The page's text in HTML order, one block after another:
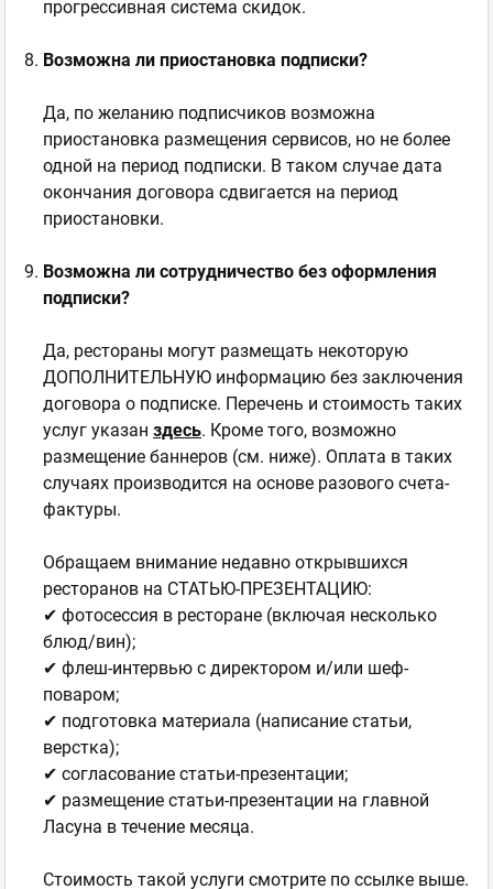
прогрессивная система скидок.
Возможна ли приостановка подписки?
Да, по желанию подписчиков возможна
приостановка размещения сервисов, но не более
одной на период подписки. В таком случае дата
окончания договора сдвигается на период
приостановки.
Возможна ли сотрудничество без оформления
подписки?
Да, рестораны могут размещать некоторую
ДОПОЛНИТЕЛЬНУЮ информацию без заключения
договора о подписке. Перечень и стоимость таких
услуг указан здесь. Кроме того, возможно
размещение баннеров (см. ниже). Оплата в таких
случаях производится на основе разового счета-
фактуры.
Обращаем внимание недавно открывшихся
ресторанов на СТАТЬЮ-ПРЕЗЕНТАЦИЮ:
✔ фотосессия в ресторане (включая несколько
блюд/вин);
✔ флеш-интервью с директором и/или шеф-
поваром;
✔ подготовка материала (написание статьи,
верстка);
✔ согласование статьи-презентации;
✔ размещение статьи-презентации на главной
Ласуна в течение месяца.
Стоимость такой услуги смотрите по ссылке выше.